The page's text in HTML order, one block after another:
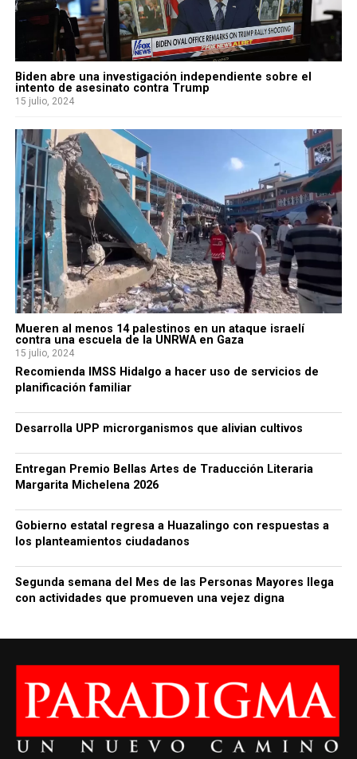
Biden abre una investigación independiente sobre el
intento de asesinato contra Trump
15 julio, 2024
Mueren al menos 14 palestinos en un ataque israelí
contra una escuela de la UNRWA en Gaza
15 julio, 2024
Recomienda IMSS Hidalgo a hacer uso de servicios de
planificación familiar
Desarrolla UPP microrganismos que alivian cultivos
Entregan Premio Bellas Artes de Traducción Literaria
Margarita Michelena 2026
Gobierno estatal regresa a Huazalingo con respuestas a
los planteamientos ciudadanos
Segunda semana del Mes de las Personas Mayores llega
con actividades que promueven una vejez digna